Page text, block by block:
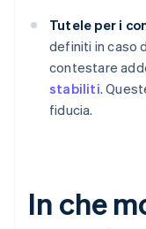
Tutele per i
definiti in caso
contestare
stabiliti.
fiducia.
In che